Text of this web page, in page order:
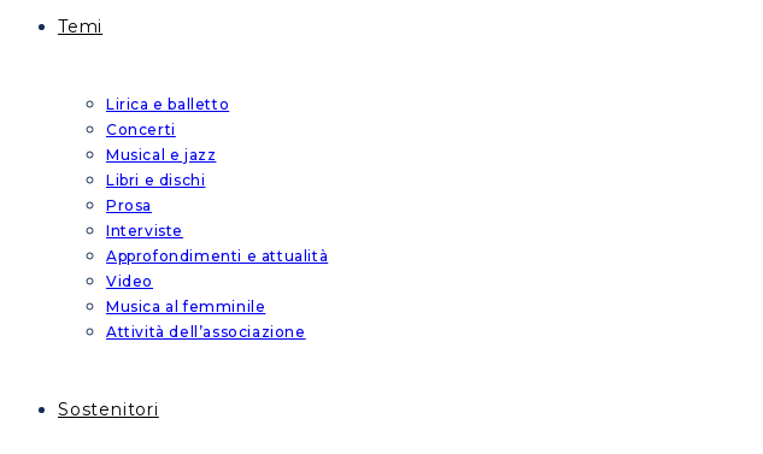
Temi
Lirica e balletto
Concerti
Musical e jazz
Libri e dischi
Prosa
Interviste
Approfondimenti e attualità
Video
Musica al femminile
Attività dell’associazione
Sostenitori